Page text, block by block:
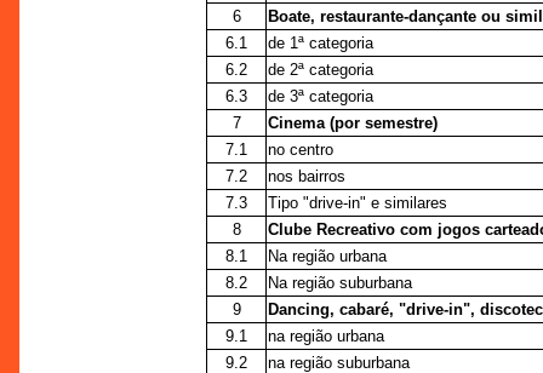
6
Boate, restaurante-dançante ou
6.1
de 1ª categoria
6.2
de 2ª categoria
6.3
de 3ª categoria
7
Cinema (por semestre)
7.1
no centro
7.2
nos bairros
7.3
Tipo "drive-in" e similares
8
Clube Recreativo com jogos
8.1
Na região urbana
8.2
Na região suburbana
9
Dancing, cabaré, "drive-in",
9.1
na região urbana
9.2
na região suburbana